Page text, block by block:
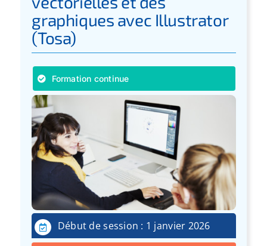
graphiques avec Illustrator
(Tosa)
Formation continue
Début de session : 1 janvier 2026